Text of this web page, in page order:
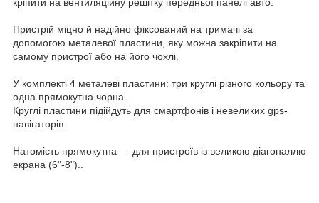
Пристрій міцно й надійно фіксований на тримачі за
допомогою металевої пластини, яку можна закріпити на
самому пристрої або на його чохлі.
У комплекті 4 металеві пластини: три круглі різного кольору та
одна прямокутна чорна.
Круглі пластини підійдуть для смартфонів і невеликих gps-
навігаторів.
Натомість прямокутна — для пристроїв із великою діагоналлю
екрана (6"-8")..